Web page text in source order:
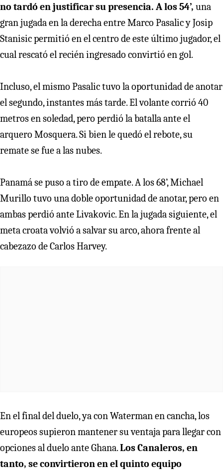
no tardó en justificar su presencia. A los 54’, una
gran jugada en la derecha entre Marco Pasalic y Josip
Stanisic permitió en el centro de este último jugador, el
cual rescató el recién ingresado convirtió en gol.
Incluso, el mismo Pasalic tuvo la oportunidad de anotar
el segundo, instantes más tarde. El volante corrió 40
metros en soledad, pero perdió la batalla ante el
arquero Mosquera. Si bien le quedó el rebote, su
remate se fue a las nubes.
Panamá se puso a tiro de empate. A los 68’, Michael
Murillo tuvo una doble oportunidad de anotar, pero en
ambas perdió ante Livakovic. En la jugada siguiente, el
meta croata volvió a salvar su arco, ahora frente al
cabezazo de Carlos Harvey.
En el final del duelo, ya con Waterman en cancha, los
europeos supieron mantener su ventaja para llegar con
opciones al duelo ante Ghana.Los Canaleros, en
tanto, se convirtieron en el quinto equipo